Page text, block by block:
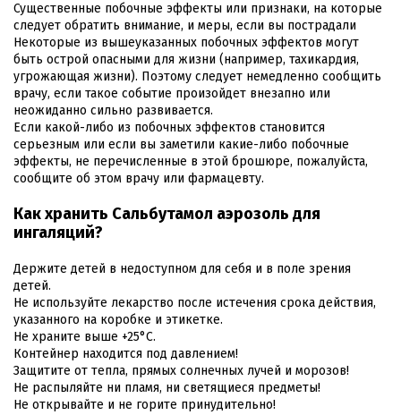
Существенные побочные эффекты или признаки, на которые
следует обратить внимание, и меры, если вы пострадали
Некоторые из вышеуказанных побочных эффектов могут
быть острой опасными для жизни (например, тахикардия,
угрожающая жизни). Поэтому следует немедленно сообщить
врачу, если такое событие произойдет внезапно или
неожиданно сильно развивается.
Если какой-либо из побочных эффектов становится
серьезным или если вы заметили какие-либо побочные
эффекты, не перечисленные в этой брошюре, пожалуйста,
сообщите об этом врачу или фармацевту.
Как хранить Сальбутамол аэрозоль для
ингаляций?
Держите детей в недоступном для себя и в поле зрения
детей.
Не используйте лекарство после истечения срока действия,
указанного на коробке и этикетке.
Не храните выше +25°C.
Контейнер находится под давлением!
Защитите от тепла, прямых солнечных лучей и морозов!
Не распыляйте ни пламя, ни светящиеся предметы!
Не открывайте и не горите принудительно!